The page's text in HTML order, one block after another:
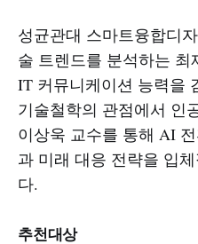
성균관대 스마트융합디
술 트렌드를 분석하는
IT 커뮤니케이션 능력을
기술철학의 관점에서 인
이상욱 교수를 통해 AI
과 미래 대응 전략을 입
다.
추천대상